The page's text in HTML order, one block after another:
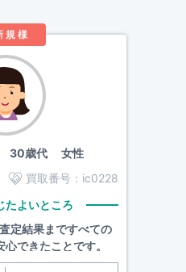
規様
歳代 女性
買取番号： ic0228
たよいところ
定結果まですべての
できたことです。